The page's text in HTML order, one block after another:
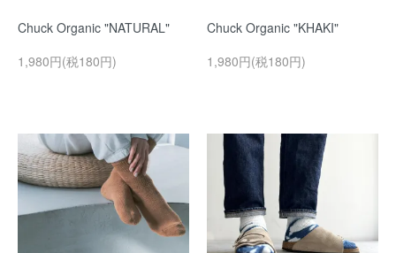
Chuck Organic "NATURAL"
1,980円(税180円)
Chuck Organic "KHAKI"
1,980円(税180円)